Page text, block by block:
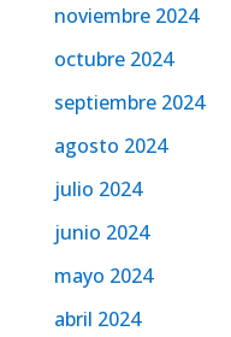
noviembre 2024
octubre 2024
septiembre 2024
agosto 2024
julio 2024
junio 2024
mayo 2024
abril 2024